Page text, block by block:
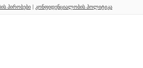
პირობები | კონფიდენციალობის პოლიტიკა